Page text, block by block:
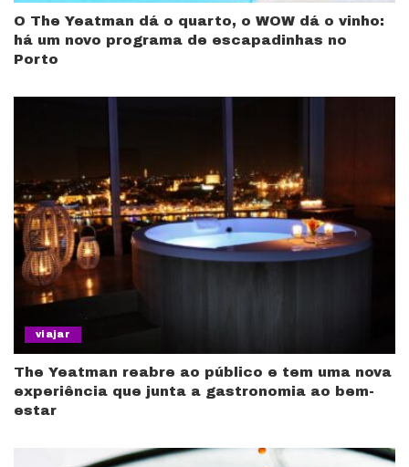
O The Yeatman dá o quarto, o WOW dá o vinho:
há um novo programa de escapadinhas no
Porto
viajar
The Yeatman reabre ao público e tem uma nova
experiência que junta a gastronomia ao bem-
estar